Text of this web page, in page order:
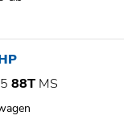
88T MS